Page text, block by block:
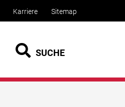
Karriere Sitemap
SUCHE